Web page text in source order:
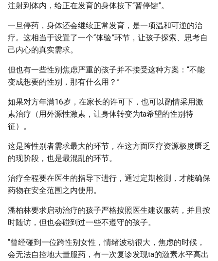
注射到体内，给正在发育的身体按下“暂停键”。
一旦停药，身体还会继续正常发育，是一项温和可逆的治
疗。这相当于设置了一个“体验”环节，让孩子探索、思考自
己内心的真实需求。
但也有一些性别焦虑严重的孩子并不接受这种方案：“不能
变成想要的性别，那有什么用？”
如果对方年满16岁，在家长的许可下，也可以酌情采用激
素治疗（用外源性激素，让身体转变为ta希望的性别特
征）。
这是跨性别者需求最大的环节，在这方面医疗资源极度匮乏
的现阶段，也是最混乱的环节。
治疗全程要在医生的指导下进行，通过定期检测，才能确保
药物在安全范围之内使用。
潘柏林要求启动治疗的孩子严格按照医生建议服药，并且按
时随访，但也会碰到过一些不遵守的孩子。
“曾经碰到一位跨性别女性，情绪波动很大，焦虑的时候，
会无法自控地大量服药，有一次复诊发现ta的激素水平高出